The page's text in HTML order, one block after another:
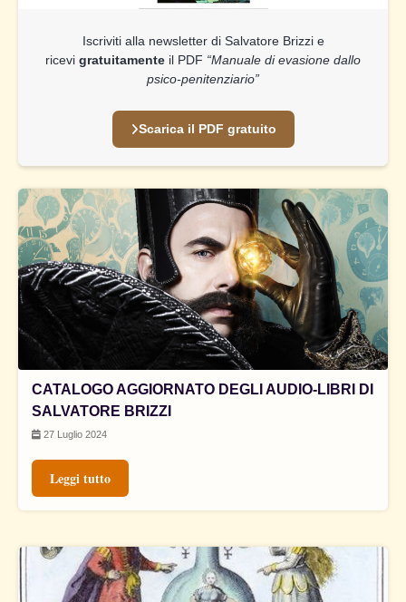
Iscriviti alla newsletter di Salvatore Brizzi e
ricevi gratuitamente il PDF “Manuale di evasione dallo
psico-penitenziario”
Scarica il PDF gratuito
CATALOGO AGGIORNATO DEGLI AUDIO-LIBRI DI
SALVATORE BRIZZI
27 Luglio 2024
Leggi tutto